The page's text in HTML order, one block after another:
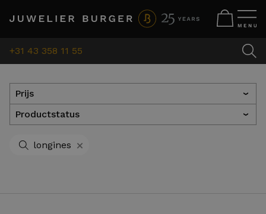
+31 43 358 11 55
Prijs ›
Productstatus ›
longines +